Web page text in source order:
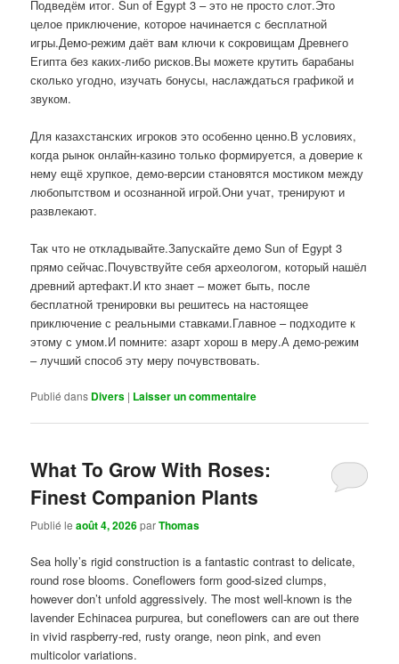
Подведём итог. Sun of Egypt 3 – это не просто слот.Это
целое приключение, которое начинается с бесплатной
игры.Демо-режим даёт вам ключи к сокровищам Древнего
Египта без каких-либо рисков.Вы можете крутить барабаны
сколько угодно, изучать бонусы, наслаждаться графикой и
звуком.
Для казахстанских игроков это особенно ценно.В условиях,
когда рынок онлайн-казино только формируется, а доверие к
нему ещё хрупкое, демо-версии становятся мостиком между
любопытством и осознанной игрой.Они учат, тренируют и
развлекают.
Так что не откладывайте.Запускайте демо Sun of Egypt 3
прямо сейчас.Почувствуйте себя археологом, который нашёл
древний артефакт.И кто знает – может быть, после
бесплатной тренировки вы решитесь на настоящее
приключение с реальными ставками.Главное – подходите к
этому с умом.И помните: азарт хорош в меру.А демо-режим
– лучший способ эту меру почувствовать.
Publié dans Divers | Laisser un commentaire
What To Grow With Roses:
Finest Companion Plants
Publié leaoût 4, 2026parThomas
Sea holly’s rigid construction is a fantastic contrast to delicate,
round rose blooms. Coneflowers form good-sized clumps,
however don’t unfold aggressively. The most well-known is the
lavender Echinacea purpurea, but coneflowers can are out there
in vivid raspberry-red, rusty orange, neon pink, and even
multicolor variations.